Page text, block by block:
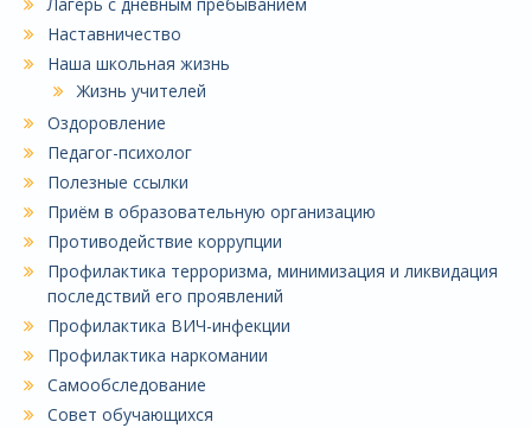
Наставничество
Наша школьная жизнь
Жизнь учителей
Оздоровление
Педагог-психолог
Полезные ссылки
Приём в образовательную организацию
Противодействие коррупции
Профилактика терроризма, минимизация и ликвидация
последствий его проявлений
Профилактика ВИЧ-инфекции
Профилактика наркомании
Самообследование
Совет обучающихся